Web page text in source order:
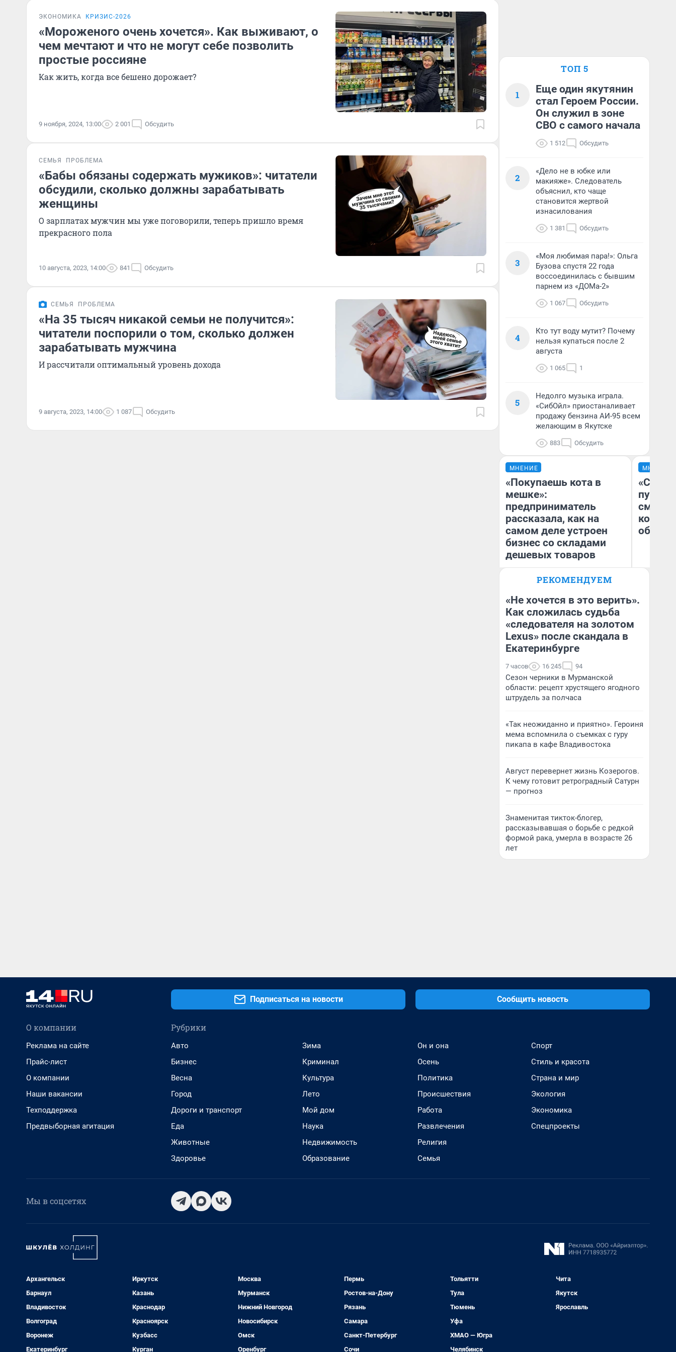
ЭКОНОМИКА КРИЗИС-2026
«Мороженого очень хочется». Как выживают, о
чем мечтают и что не могут себе позволить
простые россияне
Как жить, когда все бешено дорожает?
9 ноября, 2024, 13:00 2 001 Обсудить
СЕМЬЯ ПРОБЛЕМА
«Бабы обязаны содержать мужиков»: читатели
обсудили, сколько должны зарабатывать
женщины
О зарплатах мужчин мы уже поговорили, теперь пришло время
прекрасного пола
10 августа, 2023, 14:00 841 Обсудить
СЕМЬЯ ПРОБЛЕМА
«На 35 тысяч никакой семьи не получится»:
читатели поспорили о том, сколько должен
зарабатывать мужчина
И рассчитали оптимальный уровень дохода
9 августа, 2023, 14:00 1 087 Обсудить
ТОП 5
1
Еще один якутянин
стал Героем России.
Он служил в зоне
СВО с самого начала
1 512 Обсудить
2
«Дело не в юбке или
макияже». Следователь
объяснил, кто чаще
становится жертвой
изнасилования
1 381 Обсудить
3
«Моя любимая пара!»: Ольга
Бузова спустя 22 года
воссоединилась с бывшим
парнем из «ДОМа-2»
1 067 Обсудить
4
Кто тут воду мутит? Почему
нельзя купаться после 2
августа
1 065 1
5
Недолго музыка играла.
«СибОйл» приостаналивает
продажу бензина АИ-95 всем
желающим в Якутске
883 Обсудить
МНЕНИЕ
«Покупаешь кота в
мешке»:
предприниматель
рассказала, как на
самом деле устроен
бизнес со складами
дешевых товаров
Наталья Шорохова
деньги соцразвития
МНЕНИЕ
РЕКОМЕНДУЕМ
«Не хочется в это верить».
Как сложилась судьба
«следователя на золотом
Lexus» после скандала в
Екатеринбурге
7 часов 16 245 94
Сезон черники в Мурманской
области: рецепт хрустящего ягодного
штрудель за полчаса
«Так неожиданно и приятно». Героиня
мема вспомнила о съемках с гуру
пикапа в кафе Владивостока
Август перевернет жизнь Козерогов.
К чему готовит ретроградный Сатурн
— прогноз
Знаменитая тикток-блогер,
рассказывавшая о борьбе с редкой
формой рака, умерла в возрасте 26
лет
Подписаться на новости Сообщить новость
О компании
Реклама на сайте
Прайс-лист
О компании
Наши вакансии
Техподдержка
Предвыборная агитация
Рубрики
Авто
Бизнес
Весна
Город
Дороги и транспорт
Еда
Животные
Здоровье
Зима
Криминал
Культура
Лето
Мой дом
Наука
Недвижимость
Образование
Он и она
Осень
Политика
Происшествия
Работа
Развлечения
Религия
Семья
Спорт
Стиль и красота
Страна и мир
Экология
Экономика
Спецпроекты
Мы в соцсетях
Архангельск
Барнаул
Владивосток
Волгоград
Воронеж
Екатеринбург
Иркутск
Казань
Краснодар
Красноярск
Кузбасс
Курган
Москва
Мурманск
Нижний Новгород
Новосибирск
Омск
Оренбург
Пермь
Ростов-на-Дону
Рязань
Самара
Санкт-Петербург
Сочи
Тольятти
Тула
Тюмень
Уфа
ХМАО — Югра
Челябинск
Чита
Якутск
Ярославль